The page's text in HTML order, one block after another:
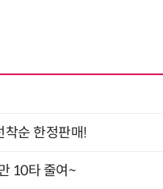
순 한정판매!
10타 줄여~